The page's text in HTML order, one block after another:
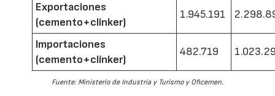
Exportaciones
(cemento+clínker)
1.945.191
Importaciones
(cemento+clínker)
482.719
Fuente: Ministerio de Industria y Turismo y Oficemen.